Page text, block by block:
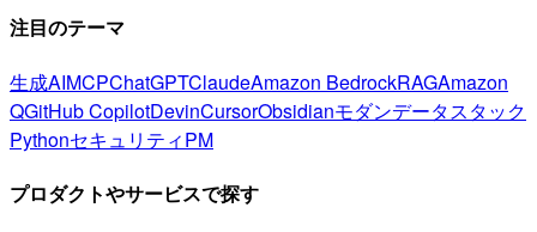
注目のテーマ
生成AIMCPChatGPTClaudeAmazon BedrockRAGAmazon
QGitHub CopilotDevinCursorObsidianモダンデータスタック
PythonセキュリティPM
プロダクトやサービスで探す